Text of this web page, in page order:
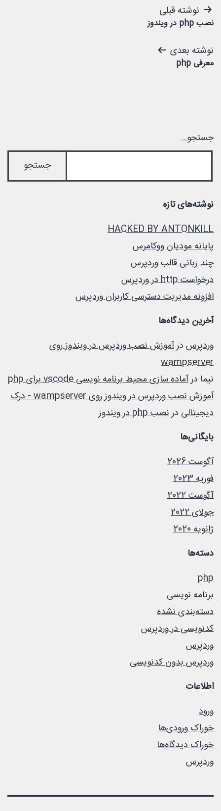
راهبری
نوشته
نوشته قبلی
نصب php در ویندوز
نوشته بعدی
معرفی php
جستجو…
نوشته‌های تازه
HACKED BY ANTONKILL
پایانه مودیان ووکامرس
چند زبانی قالب وردپرس
درخواست http در وردپرس
افزونه مدیریت دسترسی کاربران وردپرس
آخرین دیدگاه‌ها
وردپرس درآموزش نصب وردپرس در ویندوز روی
wampserver
نیما درآماده سازی محیط برنامه نویسی vscode برای php
آموزش نصب وردپرس در ویندوز روی wampserver - درک
دیجیتالی درنصب php در ویندوز
بایگانی‌ها
آگوست 2026
فوریه 2023
آگوست 2022
جولای 2022
ژانویه 2020
دسته‌ها
php
برنامه نویسی
دسته‌بندی نشده
کدنویسی در وردپرس
وردپرس
وردپرس بدون کدنویسی
اطلاعات
ورود
خوراک ورودی‌ها
خوراک دیدگاه‌ها
وردپرس